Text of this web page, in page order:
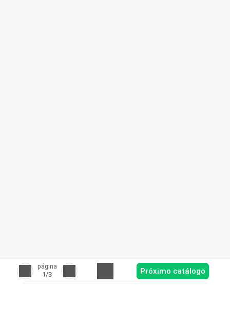
página
1/3 Próximo catálogo